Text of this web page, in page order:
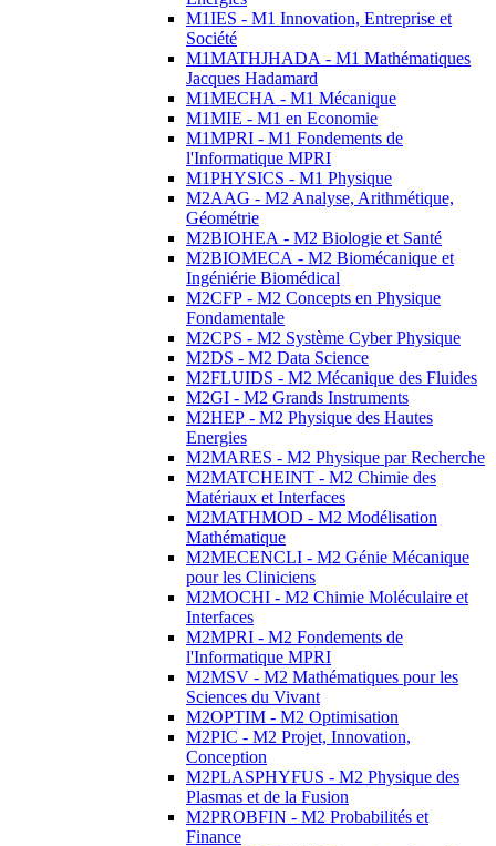
M1IES - M1 Innovation, Entreprise et
Société
M1MATHJHADA - M1 Mathématiques
Jacques Hadamard
M1MECHA - M1 Mécanique
M1MIE - M1 en Economie
M1MPRI - M1 Fondements de
l'Informatique MPRI
M1PHYSICS - M1 Physique
M2AAG - M2 Analyse, Arithmétique,
Géométrie
M2BIOHEA - M2 Biologie et Santé
M2BIOMECA - M2 Biomécanique et
Ingéniérie Biomédical
M2CFP - M2 Concepts en Physique
Fondamentale
M2CPS - M2 Système Cyber Physique
M2DS - M2 Data Science
M2FLUIDS - M2 Mécanique des Fluides
M2GI - M2 Grands Instruments
M2HEP - M2 Physique des Hautes
Energies
M2MARES - M2 Physique par Recherche
M2MATCHEINT - M2 Chimie des
Matériaux et Interfaces
M2MATHMOD - M2 Modélisation
Mathématique
M2MECENCLI - M2 Génie Mécanique
pour les Cliniciens
M2MOCHI - M2 Chimie Moléculaire et
Interfaces
M2MPRI - M2 Fondements de
l'Informatique MPRI
M2MSV - M2 Mathématiques pour les
Sciences du Vivant
M2OPTIM - M2 Optimisation
M2PIC - M2 Projet, Innovation,
Conception
M2PLASPHYFUS - M2 Physique des
Plasmas et de la Fusion
M2PROBFIN - M2 Probabilités et
Finance